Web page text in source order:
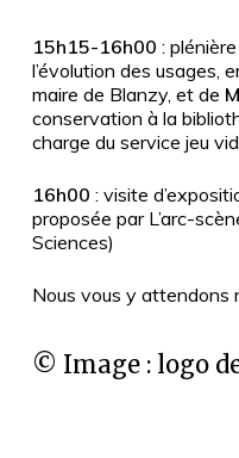
15h15-16h00 :
l’évolution des usages,
maire de Blanzy, et de
conservation à la
charge du service jeu
16h00 : visite
proposée par L’arc-
Sciences)
Nous vous y attendons
© Image : logo